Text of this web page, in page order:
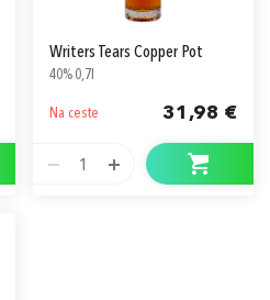
Writers Tears Copper Pot
40% 0,7l
Na ceste 31,98 €
1